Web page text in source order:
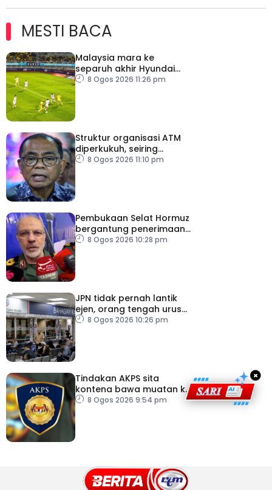
MESTI BACA
Malaysia mara ke
separuh akhir Hyundai
ASEAN Cup
8 Ogos 2026 11:26 pm
Struktur organisasi ATM
diperkukuh, seiring
pemodenan aset
8 Ogos 2026 11:10 pm
Pembukaan Selat Hormuz
bergantung penerimaan
AS – IRGC
8 Ogos 2026 10:28 pm
JPN tidak pernah lantik
ejen, orang tengah urus
dokumentasi
8 Ogos 2026 10:26 pm
Tindakan AKPS sita
kontena bawa muatan ke
Israel bukti ketegasan
8 Ogos 2026 9:54 pm
×